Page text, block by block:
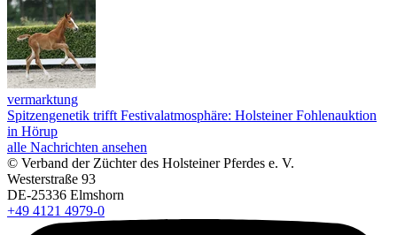
vermarktung
Spitzengenetik trifft Festivalatmosphäre: Holsteiner Fohlenauktion
in Hörup
alle Nachrichten ansehen
© Verband der Züchter des Holsteiner Pferdes e. V.
Westerstraße 93
DE-25336 Elmshorn
+49 4121 4979-0